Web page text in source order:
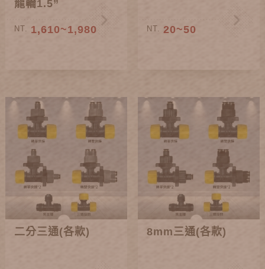
龍輪1.5”
NT. 1,610~1,980 NT. 20~50
二分三通(各款) 8mm三通(各款)